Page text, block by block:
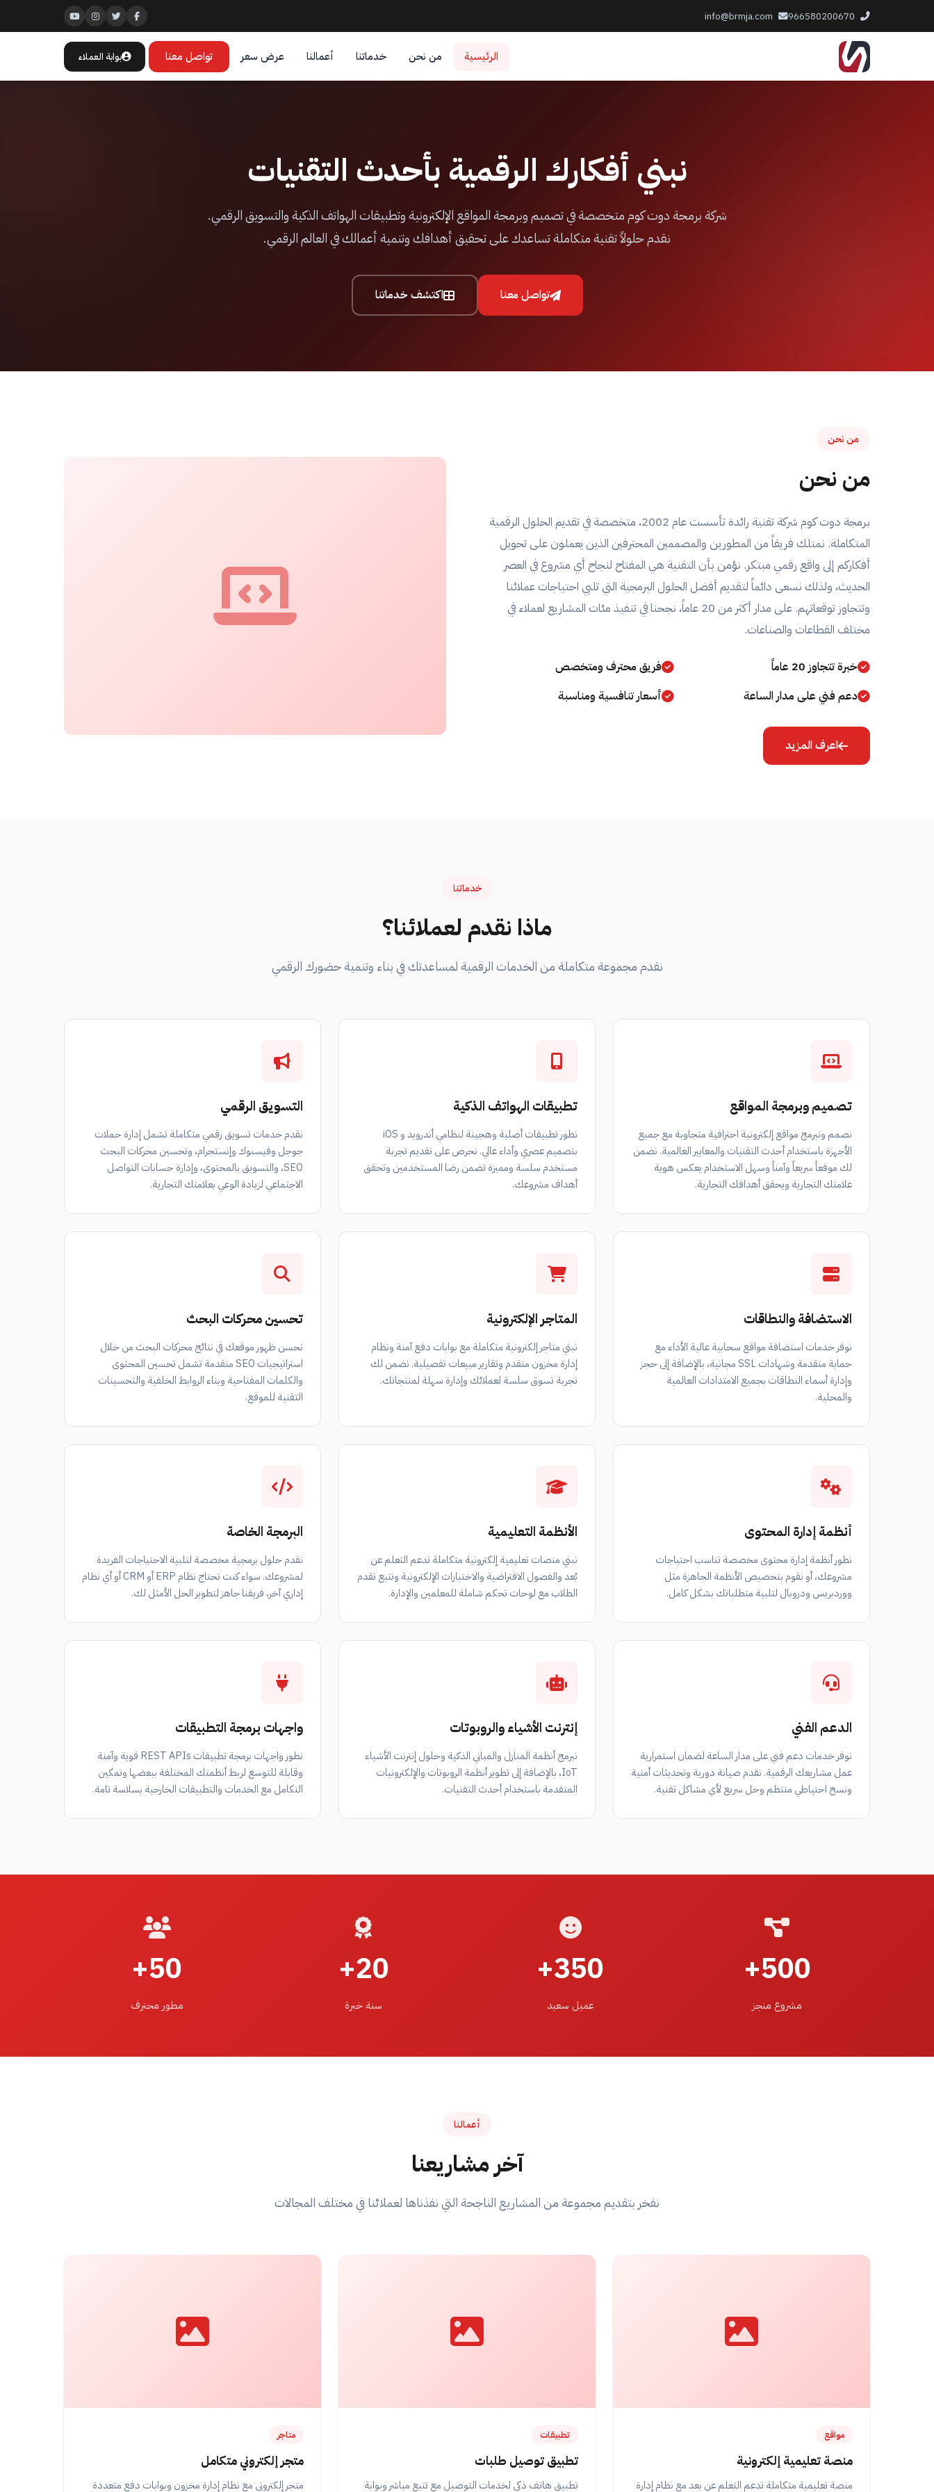
info@brmja.com
الرئيسية من نحن خدماتنا أعمالنا عرض سعر تواصل معنا بوابة العملاء
نبني أفكارك الرقمية بأحدث التقنيات
شركة برمجة دوت كوم متخصصة في تصميم وبرمجة المواقع الإلكترونية وتطبيقات الهواتف الذكية والتسويق الرقمي.
نقدم حلولاً تقنية متكاملة تساعدك على تحقيق أهدافك وتنمية أعمالك في العالم الرقمي.
تواصل معنا اكتشف خدماتنا
من نحن
من نحن
برمجة دوت كوم شركة تقنية رائدة تأسست عام 2002، متخصصة في تقديم الحلول الرقمية
المتكاملة. نمتلك فريقاً من المطورين والمصممين المحترفين الذين يعملون على تحويل
أفكاركم إلى واقع رقمي مبتكر. نؤمن بأن التقنية هي المفتاح لنجاح أي مشروع في العصر
الحديث، ولذلك نسعى دائماً لتقديم أفضل الحلول البرمجية التي تلبي احتياجات عملائنا
وتتجاوز توقعاتهم. على مدار أكثر من 20 عاماً، نجحنا في تنفيذ مئات المشاريع لعملاء في
مختلف القطاعات والصناعات.
خبرة تتجاوز 20 عاماً
فريق محترف ومتخصص
دعم فني على مدار الساعة
أسعار تنافسية ومناسبة
اعرف المزيد
خدماتنا
ماذا نقدم لعملائنا؟
نقدم مجموعة متكاملة من الخدمات الرقمية لمساعدتك في بناء وتنمية حضورك الرقمي
تصميم وبرمجة المواقع
نصمم ونبرمج مواقع إلكترونية احترافية متجاوبة مع جميع
الأجهزة باستخدام أحدث التقنيات والمعايير العالمية. نضمن
لك موقعاً سريعاً وآمناً وسهل الاستخدام يعكس هوية
علامتك التجارية ويحقق أهدافك التجارية.
تطبيقات الهواتف الذكية
نطور تطبيقات أصلية وهجينة لنظامي أندرويد و iOS
بتصميم عصري وأداء عالي. نحرص على تقديم تجربة
مستخدم سلسة ومميزة تضمن رضا المستخدمين وتحقق
أهداف مشروعك.
التسويق الرقمي
نقدم خدمات تسويق رقمي متكاملة تشمل إدارة حملات
جوجل وفيسبوك وإنستجرام، وتحسين محركات البحث
SEO، والتسويق بالمحتوى، وإدارة حسابات التواصل
الاجتماعي لزيادة الوعي بعلامتك التجارية.
الاستضافة والنطاقات
نوفر خدمات استضافة مواقع سحابية عالية الأداء مع
حماية متقدمة وشهادات SSL مجانية، بالإضافة إلى حجز
وإدارة أسماء النطاقات بجميع الامتدادات العالمية
والمحلية.
المتاجر الإلكترونية
نبني متاجر إلكترونية متكاملة مع بوابات دفع آمنة ونظام
إدارة مخزون متقدم وتقارير مبيعات تفصيلية. نضمن لك
تجربة تسوق سلسة لعملائك وإدارة سهلة لمنتجاتك.
تحسين محركات البحث
نحسن ظهور موقعك في نتائج محركات البحث من خلال
استراتيجيات SEO متقدمة تشمل تحسين المحتوى
والكلمات المفتاحية وبناء الروابط الخلفية والتحسينات
التقنية للموقع.
أنظمة إدارة المحتوى
نطور أنظمة إدارة محتوى مخصصة تناسب احتياجات
مشروعك، أو نقوم بتخصيص الأنظمة الجاهزة مثل
ووردبريس ودروبال لتلبية متطلباتك بشكل كامل.
الأنظمة التعليمية
نبني منصات تعليمية إلكترونية متكاملة تدعم التعلم عن
بُعد والفصول الافتراضية والاختبارات الإلكترونية وتتبع تقدم
الطلاب مع لوحات تحكم شاملة للمعلمين والإدارة.
البرمجة الخاصة
نقدم حلول برمجية مخصصة لتلبية الاحتياجات الفريدة
لمشروعك. سواء كنت تحتاج نظام ERP أو CRM أو أي نظام
إداري آخر، فريقنا جاهز لتطوير الحل الأمثل لك.
الدعم الفني
نوفر خدمات دعم فني على مدار الساعة لضمان استمرارية
عمل مشاريعك الرقمية. نقدم صيانة دورية وتحديثات أمنية
ونسخ احتياطي منتظم وحل سريع لأي مشاكل تقنية.
إنترنت الأشياء والروبوتات
نبرمج أنظمة المنازل والمباني الذكية وحلول إنترنت الأشياء
IoT، بالإضافة إلى تطوير أنظمة الروبوتات والإلكترونيات
المتقدمة باستخدام أحدث التقنيات.
واجهات برمجة التطبيقات
نطور واجهات برمجة تطبيقات REST APIs قوية وآمنة
وقابلة للتوسع لربط أنظمتك المختلفة ببعضها وتمكين
التكامل مع الخدمات والتطبيقات الخارجية بسلاسة تامة.
500+
مشروع منجز
350+
عميل سعيد
20+
سنة خبرة
50+
مطور محترف
أعمالنا
آخر مشاريعنا
نفخر بتقديم مجموعة من المشاريع الناجحة التي نفذناها لعملائنا في مختلف المجالات
مواقع
منصة تعليمية إلكترونية
منصة تعليمية متكاملة تدعم التعلم عن بعد مع نظام إدارة
تطبيقات
تطبيق توصيل طلبات
تطبيق هاتف ذكي لخدمات التوصيل مع تتبع مباشر وبوابة
متاجر
متجر إلكتروني متكامل
متجر إلكتروني مع نظام إدارة مخزون وبوابات دفع متعددة